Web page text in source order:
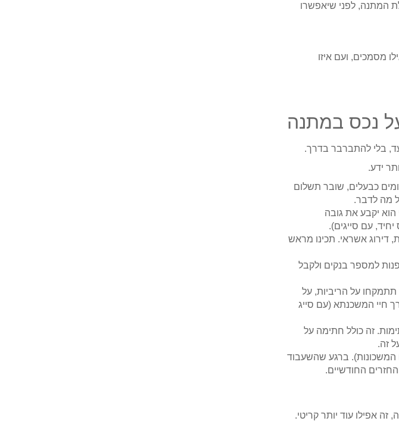
הבנק) מאז קבלת המתנה, לפני שיאפשרו
מסמכים, ועם איזו
בלי להתברבר בדרך.
ידע.
כבעלים, שובר תשלום
מה לדבר.
הוא יקבע את גובה
דירוג אשראי. תכינו מראש
למספר בנקים ולקבל
על הריביות, על
חיי המשכנתא (עם סייג
זה כולל חתימה על
זה.
ברגע שהשעבוד
החודשיים.
אפילו עוד יותר קריטי.